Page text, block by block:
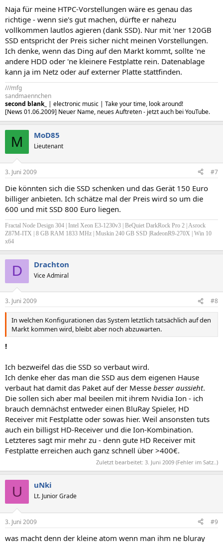
Naja für meine HTPC-Vorstellungen wäre es genau das
richtige - wenn sie's gut machen, dürfte er nahezu
vollkommen lautlos agieren (dank SSD). Nur mit 'ner 120GB
SSD entspricht der Preis sicher nicht meinen Vorstellungen.
Ich denke, wenn das Ding auf den Markt kommt, sollte 'ne
andere HDD oder 'ne kleinere Festplatte rein. Datenablage
kann ja im Netz oder auf externer Platte stattfinden.
///mfg
sandmaennchen
second blank_ | electronic music | Take your time, look around!
[News 01.06.2009] Neuer Name, neues Auftreten - jetzt auch bei YouTube.
M MoD85
Lieutenant
3. Juni 2009 #7
Die könnten sich die SSD schenken und das Gerät 150 Euro
billiger anbieten. Ich schätze mal der Preis wird so um die
600 und mit SSD 800 Euro liegen.
Fractal Node Design 304 | Intel Xeon E3-1230v3 | BeQuiet DarkRock Pro 2 | Asrock
Z87M-ITX | 8 GB RAM 1833 MHz | Muskin 240 GB SSD |RadeonR9-270X | Win 10
x64
D Drachton
Vice Admiral
3. Juni 2009 #8
In welchen Konfigurationen das System letztlich tatsächlich auf den
Markt kommen wird, bleibt aber noch abzuwarten.
!
Ich bezweifel das die SSD so verbaut wird.
Ich denke eher das man die SSD aus dem eigenen Hause
verbaut hat damit das Paket auf der Messe besser aussieht.
Die sollen sich aber mal beeilen mit ihrem Nvidia Ion - ich
brauch demnächst entweder einen BluRay Spieler, HD
Receiver mit Festplatte oder sowas hier. Weil ansonsten tuts
auch ein billigst HD-Receiver und die Ion-Kombination.
Letzteres sagt mir mehr zu - denn gute HD Receiver mit
Festplatte erreichen auch ganz schnell über >400€.
Zuletzt bearbeitet: 3. Juni 2009 (Fehler im Satz..)
U uNki
Lt. Junior Grade
3. Juni 2009 #9
was macht denn der kleine atom wenn man ihm ne bluray